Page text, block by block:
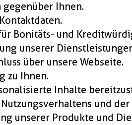
Ihnen.
Bonitäts- und
unserer
über unsere Webseite.
zu Ihnen.
Inhalte
und der
unserer Produkte und